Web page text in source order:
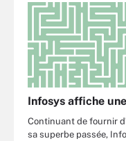
Infosys affiche
Continuant de fournir
sa superbe passée,